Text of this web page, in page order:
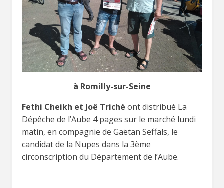
à Romilly-sur-Seine
Fethi Cheikh et Joë Triché ont distribué La
Dépêche de l’Aube 4 pages sur le marché lundi
matin, en compagnie de Gaëtan Seffals, le
candidat de la Nupes dans la 3ème
circonscription du Département de l’Aube.